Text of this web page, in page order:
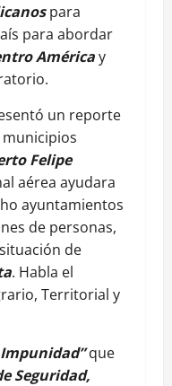
para
para abordar
Américay
un reporte
Felipe
aérea ayudara
ayuntamientos
de personas,
de
. Habla el
Territorial y
Impunidad”que
Seguridad,